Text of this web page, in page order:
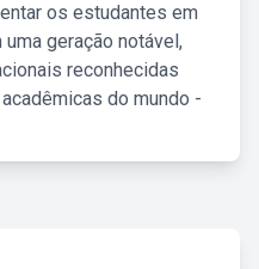
os estudantes em
geração notável,
reconhecidas
do mundo -